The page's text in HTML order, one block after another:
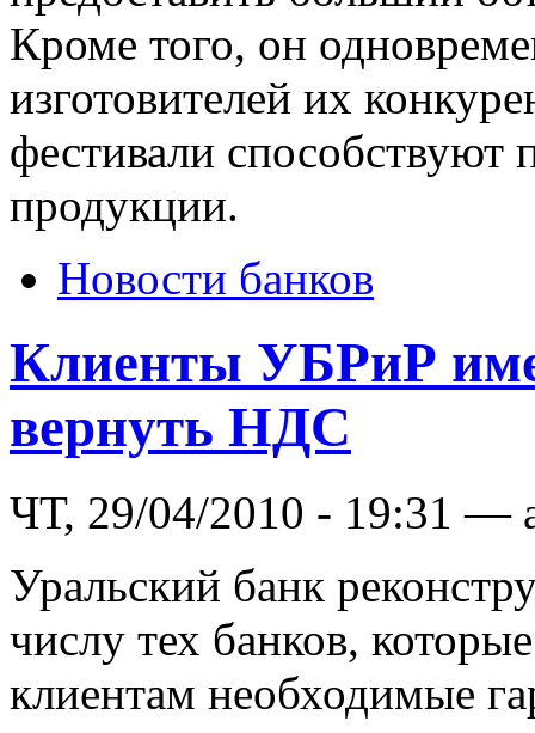
Кроме того, он
изготовителей их
фестивали
продукции.
Новости банков
Клиенты УБРиР
вернуть НДС
ЧТ, 29/04/2010 - 19:31 —
Уральский банк
числу тех банков,
клиентам необходимые